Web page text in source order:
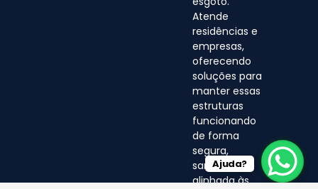
Atende
residências e
empresas,
oferecendo
soluções para
manter essas
estruturas
funcionando
de forma
segura,
sanitária e
alinhada às
Ajuda?